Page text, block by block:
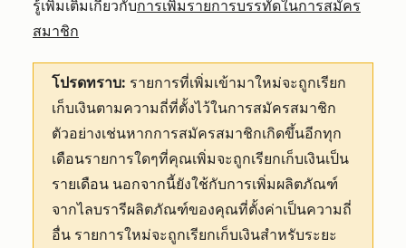
รู้เพิ่มเติมเกี่ยวกับการเพิ่มรายการบรรทัดในการสมัคร
สมาชิก
โปรดทราบ: รายการที่เพิ่มเข้ามาใหม่จะถูกเรียก
เก็บเงินตามความถี่ที่ตั้งไว้ในการสมัครสมาชิก
ตัวอย่างเช่นหากการสมัครสมาชิกเกิดขึ้นอีกทุก
เดือนรายการใดๆที่คุณเพิ่มจะถูกเรียกเก็บเงินเป็น
รายเดือน นอกจากนี้ยังใช้กับการเพิ่มผลิตภัณฑ์
จากไลบรารีผลิตภัณฑ์ของคุณที่ตั้งค่าเป็นความถี่
อื่น รายการใหม่จะถูกเรียกเก็บเงินสำหรับระยะ